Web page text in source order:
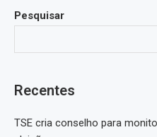
Pesquisar
Recentes
TSE cria conselho para